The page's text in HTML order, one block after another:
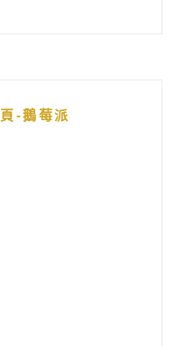
-鵝莓派